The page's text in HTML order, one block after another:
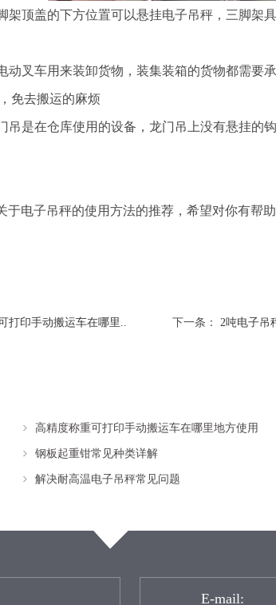
架顶盖的下方位置可以悬挂电子吊秤，三脚架
动叉车用来装卸货物，装集装箱的货物都需要
免去搬运的麻烦
吊是在仓库使用的设备，龙门吊上没有悬挂的
电子吊秤的使用方法的推荐，希望对你有帮助
打印手动搬运车在哪里.. 下一条： 2吨电子吊
高精度称重可打印手动搬运车在哪里地方使用
钢板起重钳常见种类详解
解决耐高温电子吊秤常见问题
E-mail: